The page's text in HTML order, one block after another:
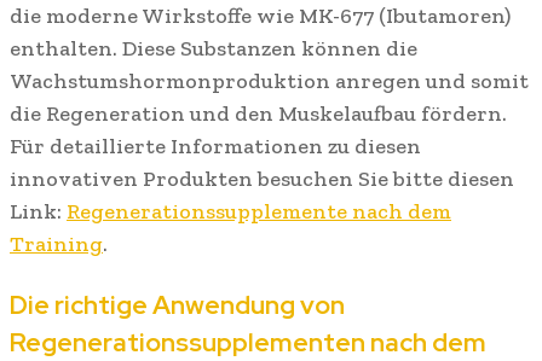
die moderne Wirkstoffe wie MK-677 (Ibutamoren)
enthalten. Diese Substanzen können die
Wachstumshormonproduktion anregen und somit
die Regeneration und den Muskelaufbau fördern.
Für detaillierte Informationen zu diesen
innovativen Produkten besuchen Sie bitte diesen
Link: Regenerationssupplemente nach dem
Training.
Die richtige Anwendung von
Regenerationssupplementen nach dem